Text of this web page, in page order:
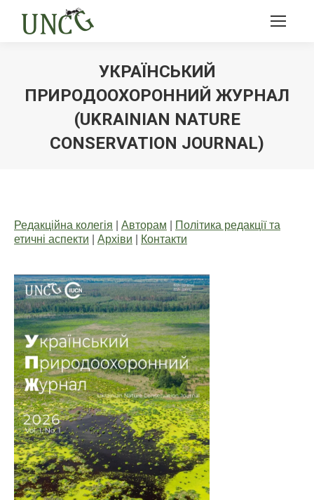
УКРАЇНСЬКИЙ
ПРИРОДООХОРОННИЙ ЖУРНАЛ
(UKRAINIAN NATURE
CONSERVATION JOURNAL)
Редакційна колегія Авторам
Політика редакції та
етичні аспекти
Архіви Контакти